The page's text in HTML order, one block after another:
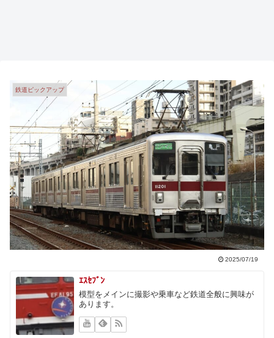
鉄道ピックアップ
2025/07/19
ｴｽｾﾌﾞﾝ
模型をメインに撮影や乗車など鉄道全般に興味が
あります。